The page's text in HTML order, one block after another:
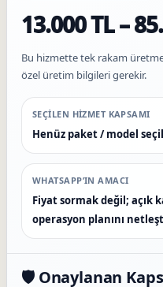
13.000 TL –
Bu hizmette tek rakam
özel üretim bilgileri gerekir.
SEÇILEN HIZMET KAPSAMI
Henüz paket / model
WHATSAPP’IN AMACI
Fiyat sormak değil; açık
operasyon planını
🛡️ Onaylanan